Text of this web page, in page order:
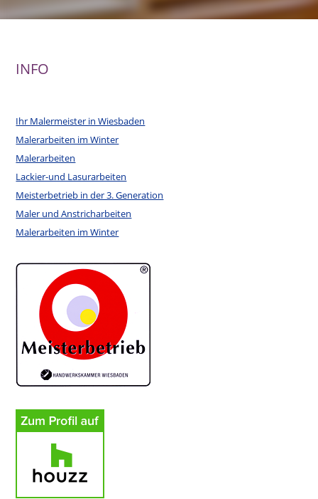
INFO
Ihr Malermeister in Wiesbaden
Malerarbeiten im Winter
Malerarbeiten
Lackier-und Lasurarbeiten
Meisterbetrieb in der 3. Generation
Maler und Anstricharbeiten
Malerarbeiten im Winter